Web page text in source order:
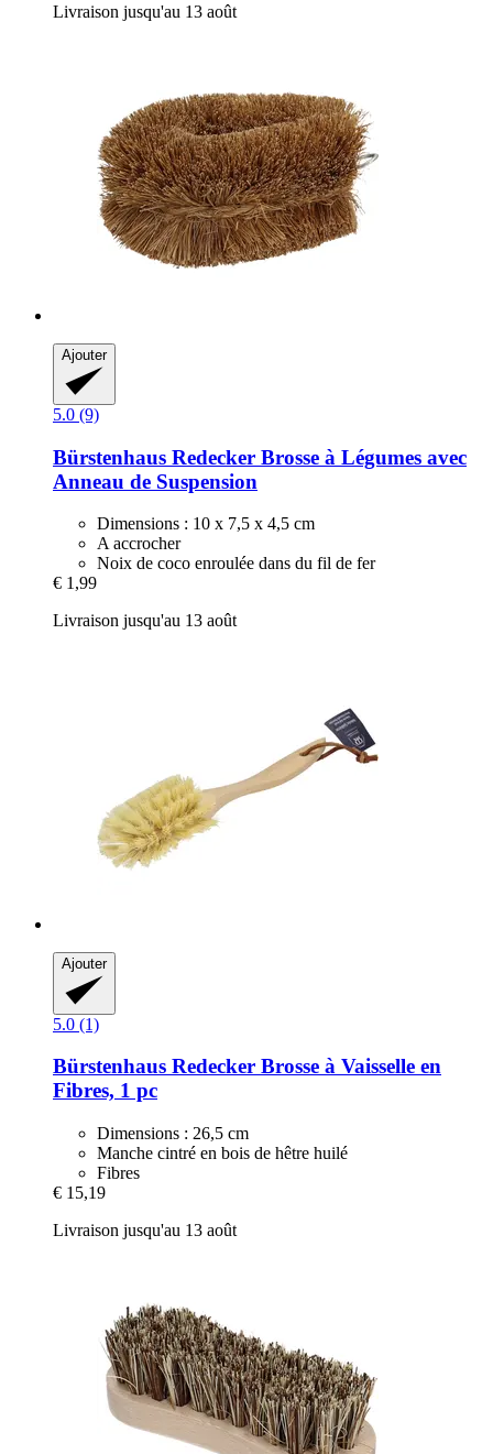
Livraison jusqu'au 13 août
Ajouter
5.0 (9)
Bürstenhaus Redecker Brosse à Légumes avec
Anneau de Suspension
Dimensions : 10 x 7,5 x 4,5 cm
A accrocher
Noix de coco enroulée dans du fil de fer
€ 1,99
Livraison jusqu'au 13 août
Ajouter
5.0 (1)
Bürstenhaus Redecker Brosse à Vaisselle en
Fibres, 1 pc
Dimensions : 26,5 cm
Manche cintré en bois de hêtre huilé
Fibres
€ 15,19
Livraison jusqu'au 13 août